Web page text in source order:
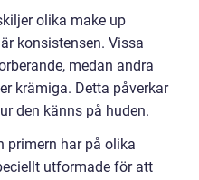
olika make up
konsistensen. Vissa
medan andra
krämiga. Detta påverkar
den känns på huden.
primern har på olika
utformade för att